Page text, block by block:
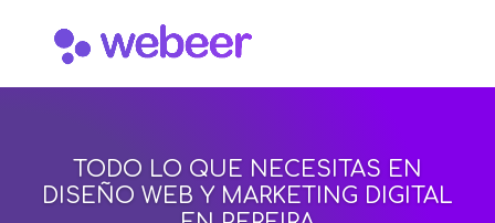
TODO LO QUE NECESITAS EN
DISEÑO WEB Y MARKETING DIGITAL